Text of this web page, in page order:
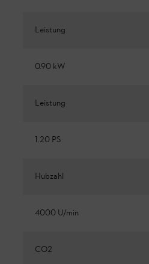
Leistung
0.90 kW
Leistung
1.20 PS
Hubzahl
4000 U/min
CO2